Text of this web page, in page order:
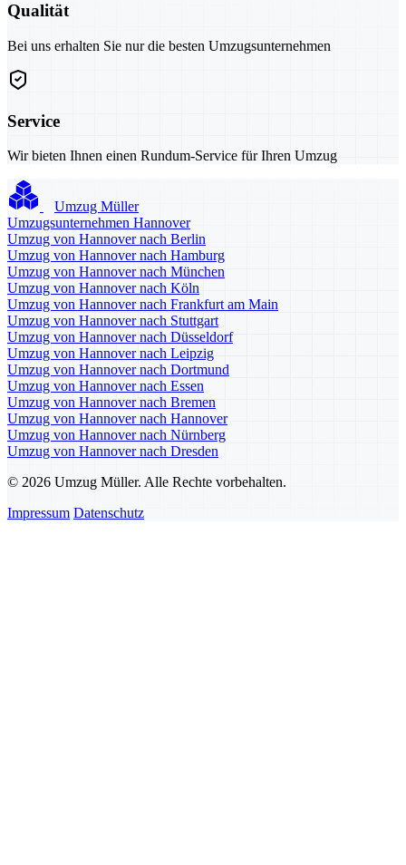
Qualität
Bei uns erhalten Sie nur die besten Umzugsunternehmen
Service
Wir bieten Ihnen einen Rundum-Service für Ihren Umzug
Umzug Müller
Umzugsunternehmen Hannover
Umzug von Hannover nach Berlin
Umzug von Hannover nach Hamburg
Umzug von Hannover nach München
Umzug von Hannover nach Köln
Umzug von Hannover nach Frankfurt am Main
Umzug von Hannover nach Stuttgart
Umzug von Hannover nach Düsseldorf
Umzug von Hannover nach Leipzig
Umzug von Hannover nach Dortmund
Umzug von Hannover nach Essen
Umzug von Hannover nach Bremen
Umzug von Hannover nach Hannover
Umzug von Hannover nach Nürnberg
Umzug von Hannover nach Dresden
© 2026 Umzug Müller. Alle Rechte vorbehalten.
Impressum Datenschutz